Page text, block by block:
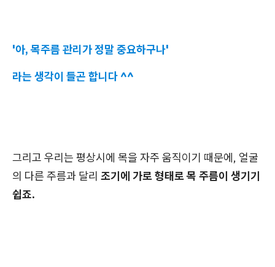
'아, 목주름 관리가 정말 중요하구나'
라는 생각이 들곤 합니다 ^^
그리고 우리는 평상시에 목을 자주 움직이기 때문에, 얼굴
의 다른 주름과 달리 조기에 가로 형태로 목 주름이 생기기
쉽죠.